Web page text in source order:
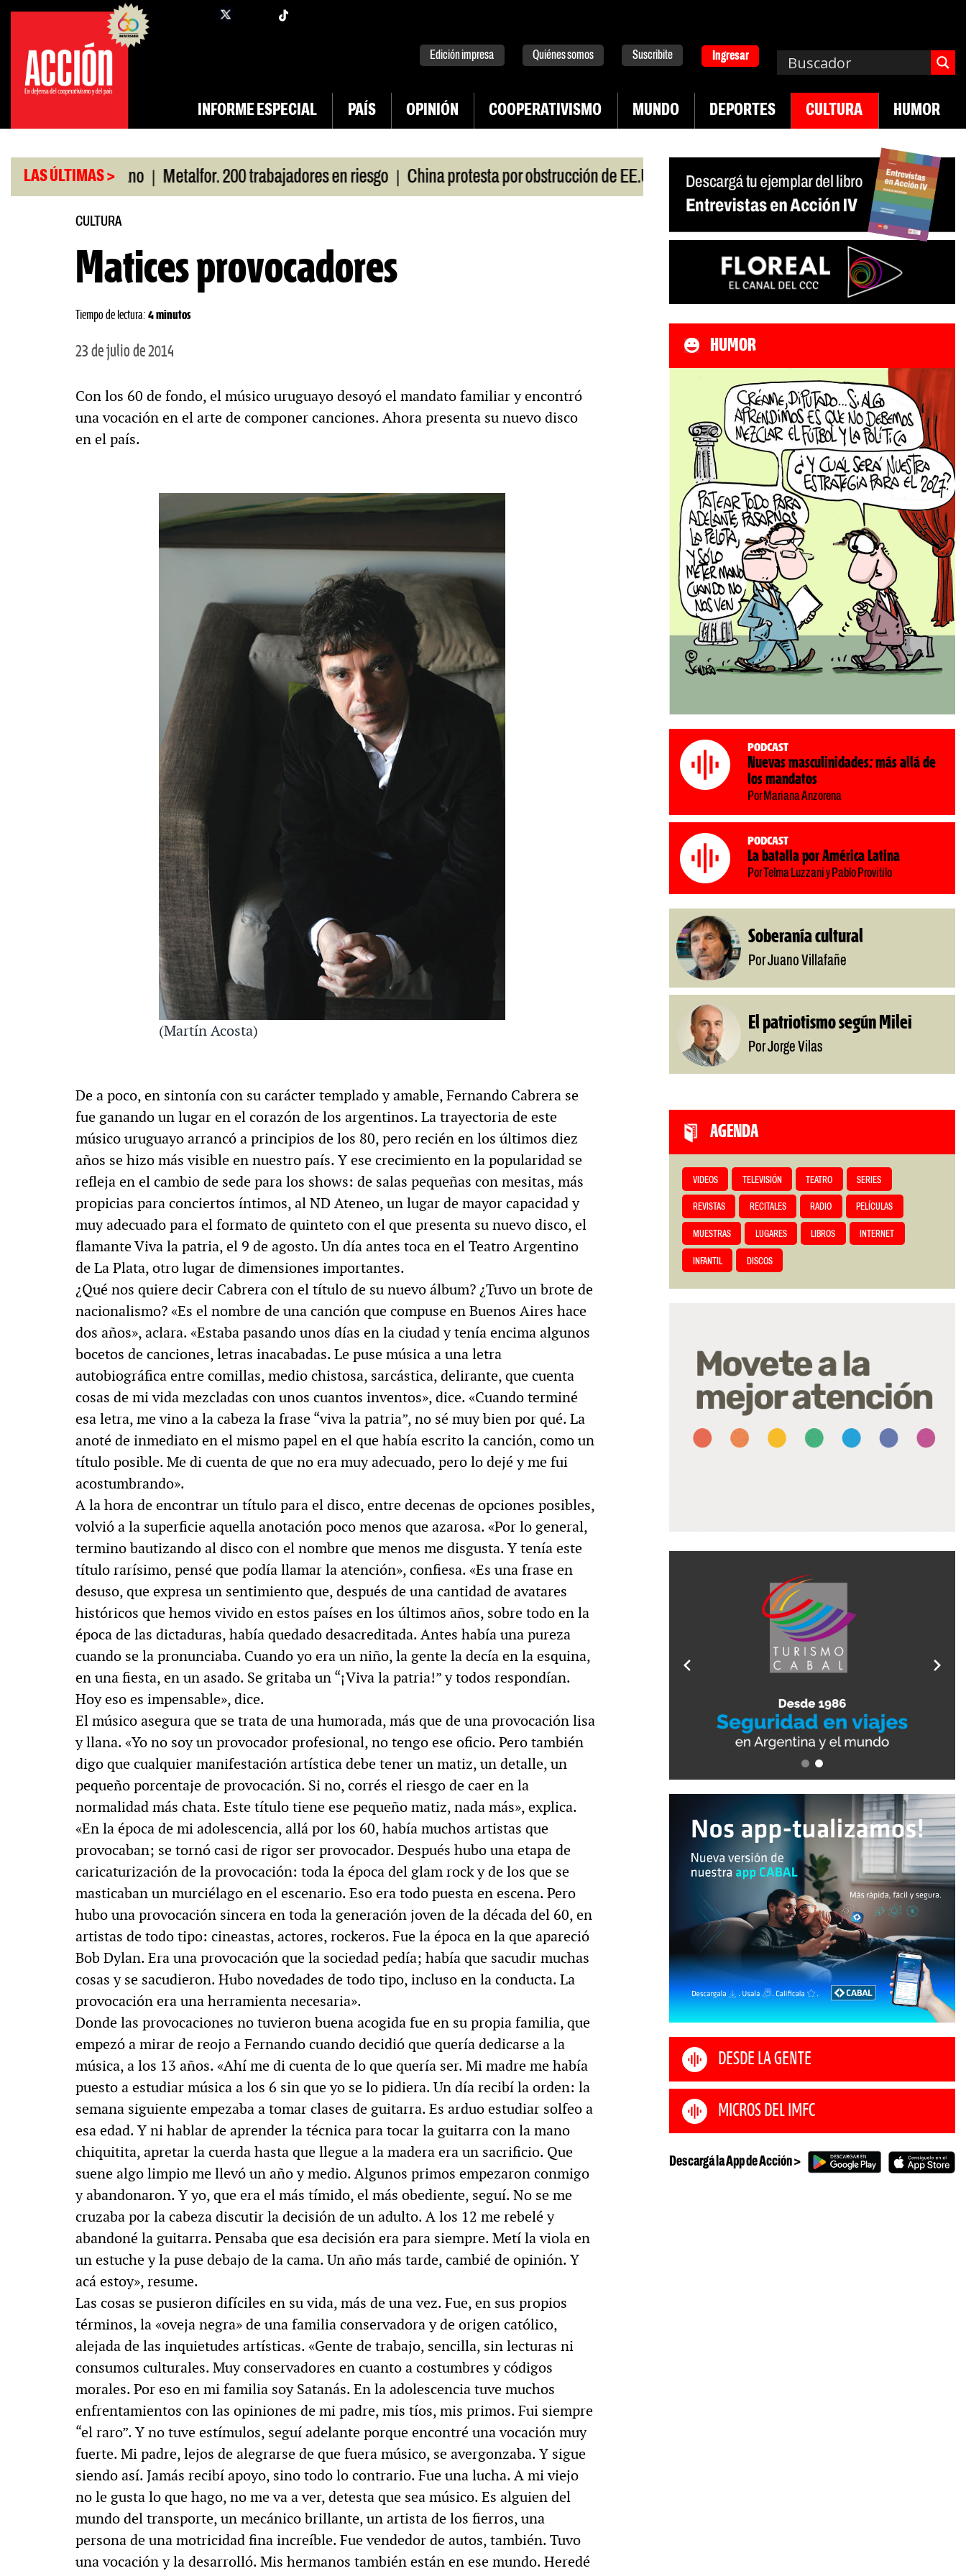
Saltar
contenido
facebook
Edición impresa Quiénes somos Suscribite Ingresar
INFORME ESPECIAL PAÍS OPINIÓN COOPERATIVISMO MUNDO DEPORTES CULTURA HUMOR
LAS ÚLTIMAS >
San Cayetano | Metalfor. 200 trabajadores en riesgo | China protesta por obstrucción de EE.UU en Neuquén | Miguel Díaz-Canel: «Es un genocidio»
CULTURA
Matices provocadores
Tiempo de lectura: 4 minutos
23 de julio de 2014
Con los 60 de fondo, el músico uruguayo desoyó el mandato familiar y encontró
una vocación en el arte de componer canciones. Ahora presenta su nuevo disco
en el país.
(Martín Acosta)
De a poco, en sintonía con su carácter templado y amable, Fernando Cabrera se
fue ganando un lugar en el corazón de los argentinos. La trayectoria de este
músico uruguayo arrancó a principios de los 80, pero recién en los últimos diez
años se hizo más visible en nuestro país. Y ese crecimiento en la popularidad se
refleja en el cambio de sede para los shows: de salas pequeñas con mesitas, más
propicias para conciertos íntimos, al ND Ateneo, un lugar de mayor capacidad y
muy adecuado para el formato de quinteto con el que presenta su nuevo disco, el
flamante Viva la patria, el 9 de agosto. Un día antes toca en el Teatro Argentino
de La Plata, otro lugar de dimensiones importantes.
¿Qué nos quiere decir Cabrera con el título de su nuevo álbum? ¿Tuvo un brote de
nacionalismo? «Es el nombre de una canción que compuse en Buenos Aires hace
dos años», aclara. «Estaba pasando unos días en la ciudad y tenía encima algunos
bocetos de canciones, letras inacabadas. Le puse música a una letra
autobiográfica entre comillas, medio chistosa, sarcástica, delirante, que cuenta
cosas de mi vida mezcladas con unos cuantos inventos», dice. «Cuando terminé
esa letra, me vino a la cabeza la frase “viva la patria”, no sé muy bien por qué. La
anoté de inmediato en el mismo papel en el que había escrito la canción, como un
título posible. Me di cuenta de que no era muy adecuado, pero lo dejé y me fui
acostumbrando».
A la hora de encontrar un título para el disco, entre decenas de opciones posibles,
volvió a la superficie aquella anotación poco menos que azarosa. «Por lo general,
termino bautizando al disco con el nombre que menos me disgusta. Y tenía este
título rarísimo, pensé que podía llamar la atención», confiesa. «Es una frase en
desuso, que expresa un sentimiento que, después de una cantidad de avatares
históricos que hemos vivido en estos países en los últimos años, sobre todo en la
época de las dictaduras, había quedado desacreditada. Antes había una pureza
cuando se la pronunciaba. Cuando yo era un niño, la gente la decía en la esquina,
en una fiesta, en un asado. Se gritaba un “¡Viva la patria!” y todos respondían.
Hoy eso es impensable», dice.
El músico asegura que se trata de una humorada, más que de una provocación lisa
y llana. «Yo no soy un provocador profesional, no tengo ese oficio. Pero también
digo que cualquier manifestación artística debe tener un matiz, un detalle, un
pequeño porcentaje de provocación. Si no, corrés el riesgo de caer en la
normalidad más chata. Este título tiene ese pequeño matiz, nada más», explica.
«En la época de mi adolescencia, allá por los 60, había muchos artistas que
provocaban; se tornó casi de rigor ser provocador. Después hubo una etapa de
caricaturización de la provocación: toda la época del glam rock y de los que se
masticaban un murciélago en el escenario. Eso era todo puesta en escena. Pero
hubo una provocación sincera en toda la generación joven de la década del 60, en
artistas de todo tipo: cineastas, actores, rockeros. Fue la época en la que apareció
Bob Dylan. Era una provocación que la sociedad pedía; había que sacudir muchas
cosas y se sacudieron. Hubo novedades de todo tipo, incluso en la conducta. La
provocación era una herramienta necesaria».
Donde las provocaciones no tuvieron buena acogida fue en su propia familia, que
empezó a mirar de reojo a Fernando cuando decidió que quería dedicarse a la
música, a los 13 años. «Ahí me di cuenta de lo que quería ser. Mi madre me había
puesto a estudiar música a los 6 sin que yo se lo pidiera. Un día recibí la orden: la
semana siguiente empezaba a tomar clases de guitarra. Es arduo estudiar solfeo a
esa edad. Y ni hablar de aprender la técnica para tocar la guitarra con la mano
chiquitita, apretar la cuerda hasta que llegue a la madera era un sacrificio. Que
suene algo limpio me llevó un año y medio. Algunos primos empezaron conmigo
y abandonaron. Y yo, que era el más tímido, el más obediente, seguí. No se me
cruzaba por la cabeza discutir la decisión de un adulto. A los 12 me rebelé y
abandoné la guitarra. Pensaba que esa decisión era para siempre. Metí la viola en
un estuche y la puse debajo de la cama. Un año más tarde, cambié de opinión. Y
acá estoy», resume.
Las cosas se pusieron difíciles en su vida, más de una vez. Fue, en sus propios
términos, la «oveja negra» de una familia conservadora y de origen católico,
alejada de las inquietudes artísticas. «Gente de trabajo, sencilla, sin lecturas ni
consumos culturales. Muy conservadores en cuanto a costumbres y códigos
morales. Por eso en mi familia soy Satanás. En la adolescencia tuve muchos
enfrentamientos con las opiniones de mi padre, mis tíos, mis primos. Fui siempre
“el raro”. Y no tuve estímulos, seguí adelante porque encontré una vocación muy
fuerte. Mi padre, lejos de alegrarse de que fuera músico, se avergonzaba. Y sigue
siendo así. Jamás recibí apoyo, sino todo lo contrario. Fue una lucha. A mi viejo
no le gusta lo que hago, no me va a ver, detesta que sea músico. Es alguien del
mundo del transporte, un mecánico brillante, un artista de los fierros, una
persona de una motricidad fina increíble. Fue vendedor de autos, también. Tuvo
una vocación y la desarrolló. Mis hermanos también están en ese mundo. Heredé
HUMOR
Podcast
Nuevas masculinidades: más allá de
los mandatos
Por Mariana Anzorena
Podcast
La batalla por América Latina
Por Telma Luzzani y Pablo Provitilo
Soberanía cultural
Por Juano Villafañe
El patriotismo según Milei
Por Jorge Vilas
AGENDA
VIDEOS TELEVISIÓN TEATRO SERIES
REVISTAS RECITALES RADIO PELÍCULAS
MUESTRAS LUGARES LIBROS INTERNET
INFANTIL DISCOS
DESDE LA GENTE
MICROS DEL IMFC
Descargá la App de Acción >